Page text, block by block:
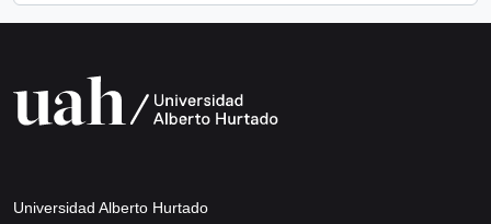
Universidad Alberto Hurtado